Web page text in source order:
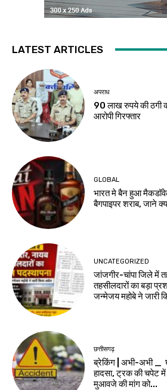
LATEST ARTICLES
अपराध
90 लाख रुपये की ठगी
आरोपी गिरफ्तार
GLOBAL
भारत मे बैन हुआ
बैगपाइपर शराब, जाने
UNCATEGORIZED
जांजगीर-चांपा जिले में
तहसीलदारों का बड़ा
जन्मेजय महोबे ने जारी
छत्तीसगढ़
ब्रेकिंग | अभी-अभी _
हादसा, ट्रक की चपेट
मुआवजे की मांग को...